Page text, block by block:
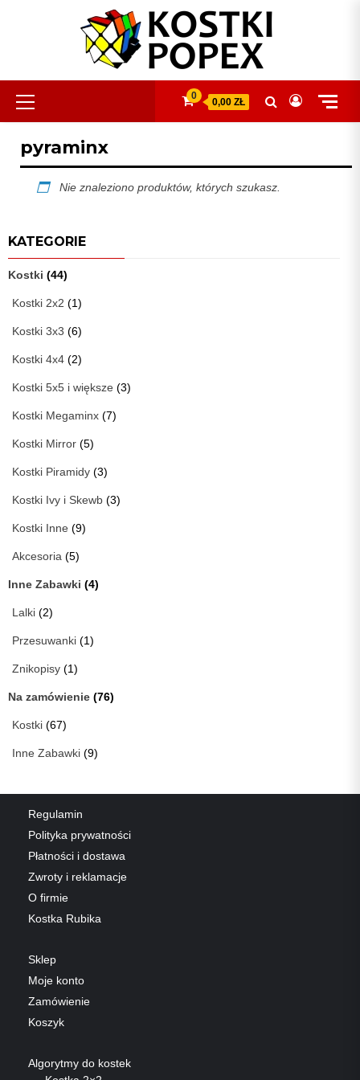
Primary
Menu
0
0,00 ZŁ
pyraminx
Nie znaleziono produktów, których szukasz.
KATEGORIE
Kostki (44)
Kostki 2x2 (1)
Kostki 3x3 (6)
Kostki 4x4 (2)
Kostki 5x5 i większe (3)
Kostki Megaminx (7)
Kostki Mirror (5)
Kostki Piramidy (3)
Kostki Ivy i Skewb (3)
Kostki Inne (9)
Akcesoria (5)
Inne Zabawki (4)
Lalki (2)
Przesuwanki (1)
Znikopisy (1)
Na zamówienie (76)
Kostki (67)
Inne Zabawki (9)
Regulamin
Polityka prywatności
Płatności i dostawa
Zwroty i reklamacje
O firmie
Kostka Rubika
Sklep
Moje konto
Zamówienie
Koszyk
Algorytmy do kostek